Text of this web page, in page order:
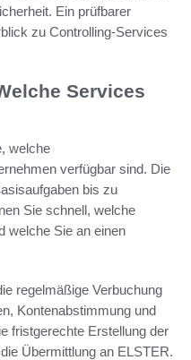
Ein prüfbarer
zu Controlling-Services
Services
welche
verfügbar sind. Die
bis zu
Sie schnell, welche
welche Sie an einen
regelmäßige Verbuchung
Kontenabstimmung und
fristgerechte Erstellung der
Übermittlung an ELSTER.